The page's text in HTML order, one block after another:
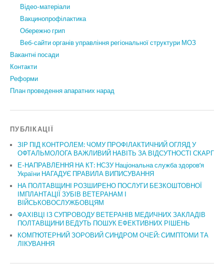
Відео-матеріали
Вакцинопрофілактика
Обережно грип
Веб-сайти органів управління регіональної структури МОЗ
Вакантні посади
Контакти
Реформи
План проведення апаратних нарад
ПУБЛІКАЦІЇ
ЗІР ПІД КОНТРОЛЕМ: ЧОМУ ПРОФІЛАКТИЧНИЙ ОГЛЯД У
ОФТАЛЬМОЛОГА ВАЖЛИВИЙ НАВІТЬ ЗА ВІДСУТНОСТІ СКАРГ
Е-НАПРАВЛЕННЯ НА КТ: НСЗУ Національна служба здоров’я
України НАГАДУЄ ПРАВИЛА ВИПИСУВАННЯ
НА ПОЛТАВЩИНІ РОЗШИРЕНО ПОСЛУГИ БЕЗКОШТОВНОЇ
ІМПЛАНТАЦІЇ ЗУБІВ ВЕТЕРАНАМ І
ВІЙСЬКОВОСЛУЖБОВЦЯМ
ФАХІВЦІ ІЗ СУПРОВОДУ ВЕТЕРАНІВ МЕДИЧНИХ ЗАКЛАДІВ
ПОЛТАВЩИНИ ВЕДУТЬ ПОШУК ЕФЕКТИВНИХ РІШЕНЬ
КОМП’ЮТЕРНИЙ ЗОРОВИЙ СИНДРОМ ОЧЕЙ: СИМПТОМИ ТА
ЛІКУВАННЯ